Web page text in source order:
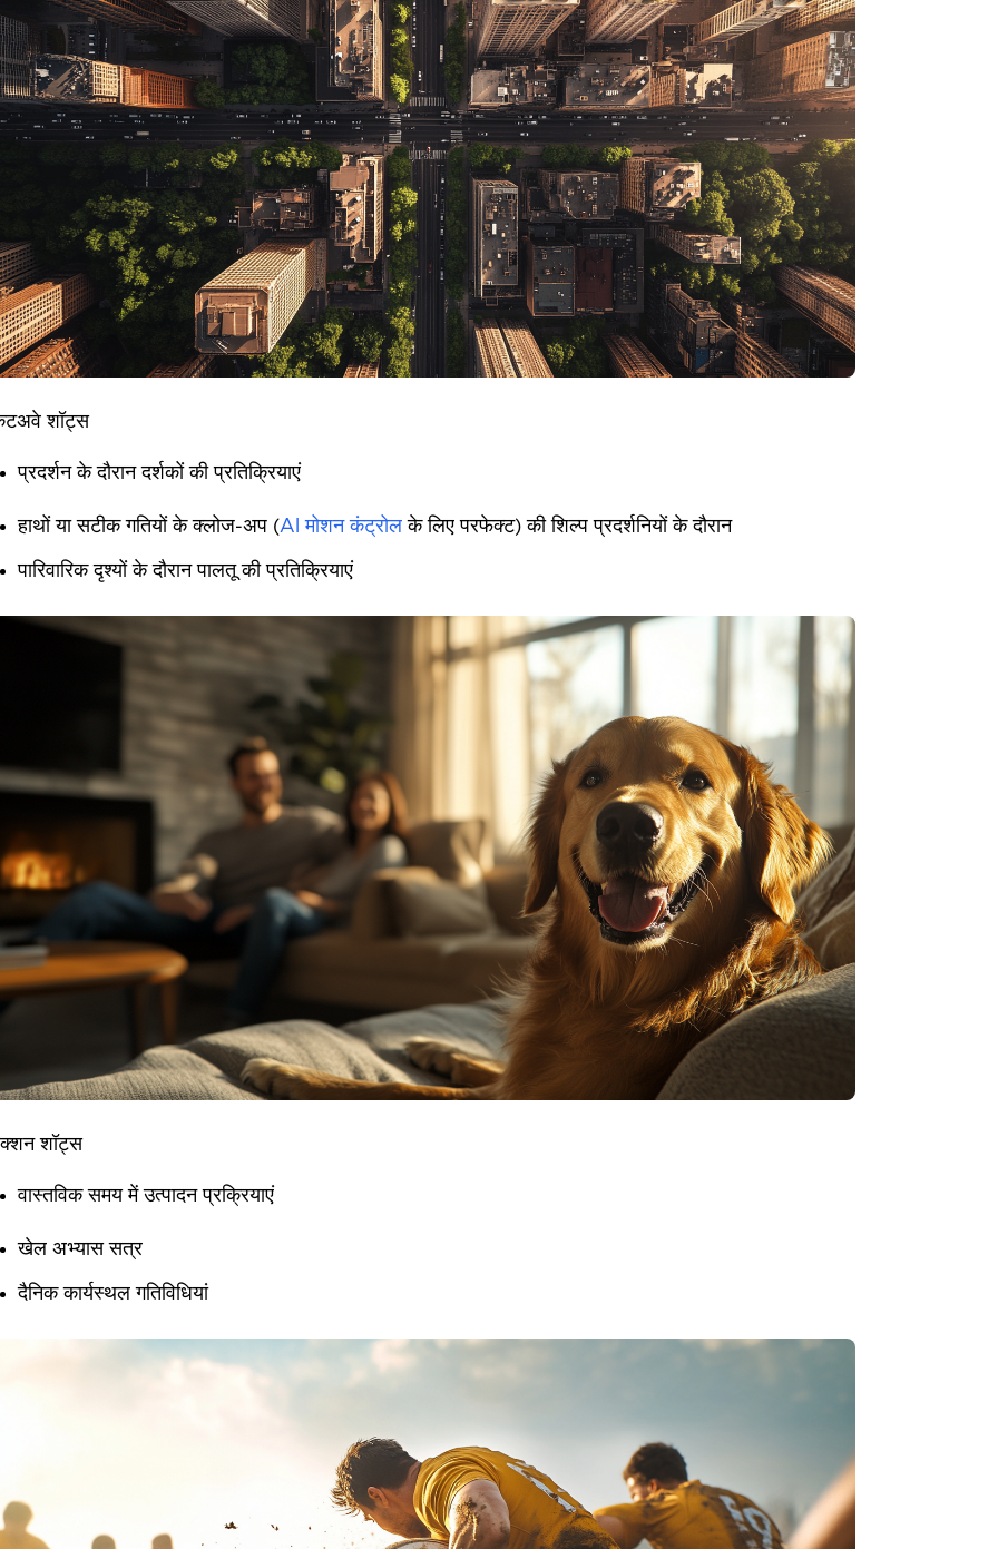
शॉट्स
प्रदर्शन के दौरान दर्शकों की प्रतिक्रियाएं
हाथों या सटीक गतियों के क्लोज-अप (AI मोशन कंट्रोल के लिए परफेक्ट) की शिल्प प्रदर्शनियों के दौरान
पारिवारिक दृश्यों के दौरान पालतू की प्रतिक्रियाएं
शॉट्स
वास्तविक समय में उत्पादन प्रक्रियाएं
खेल अभ्यास सत्र
दैनिक कार्यस्थल गतिविधियां